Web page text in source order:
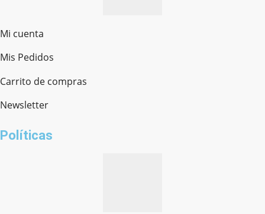
Mi cuenta
Mis Pedidos
Carrito de compras
Newsletter
Políticas